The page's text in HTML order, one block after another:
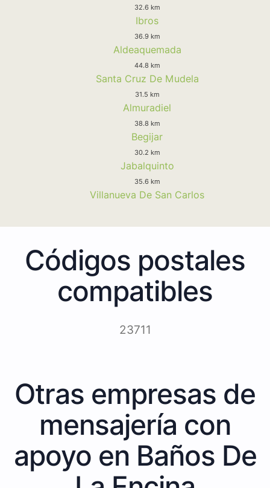
32.6 km
Ibros
36.9 km
Aldeaquemada
44.8 km
Santa Cruz De Mudela
31.5 km
Almuradiel
38.8 km
Begijar
30.2 km
Jabalquinto
35.6 km
Villanueva De San Carlos
Códigos postales
compatibles
23711
Otras empresas de
mensajería con
apoyo en Baños De